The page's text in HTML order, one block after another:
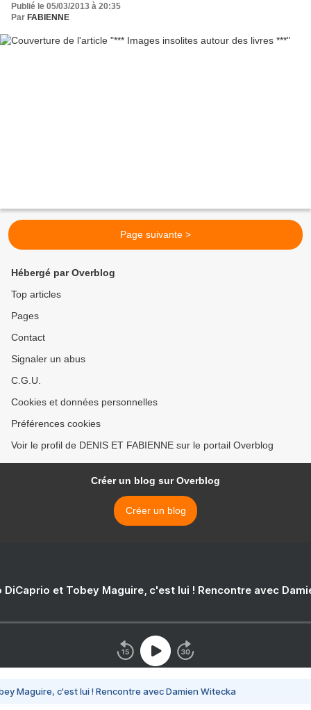
Publié le 05/03/2013 à 20:35
Par FABIENNE
Page suivante >
Hébergé par Overblog
Top articles
Pages
Contact
Signaler un abus
C.G.U.
Cookies et données personnelles
Préférences cookies
Voir le profil de DENIS ET FABIENNE sur le portail Overblog
Créer un blog sur Overblog
Créer un blog
DiCaprio et Tobey Maguire, c'est lui ! Rencontre avec
Maguire, c'est lui ! Rencontre avec Damien Witecka